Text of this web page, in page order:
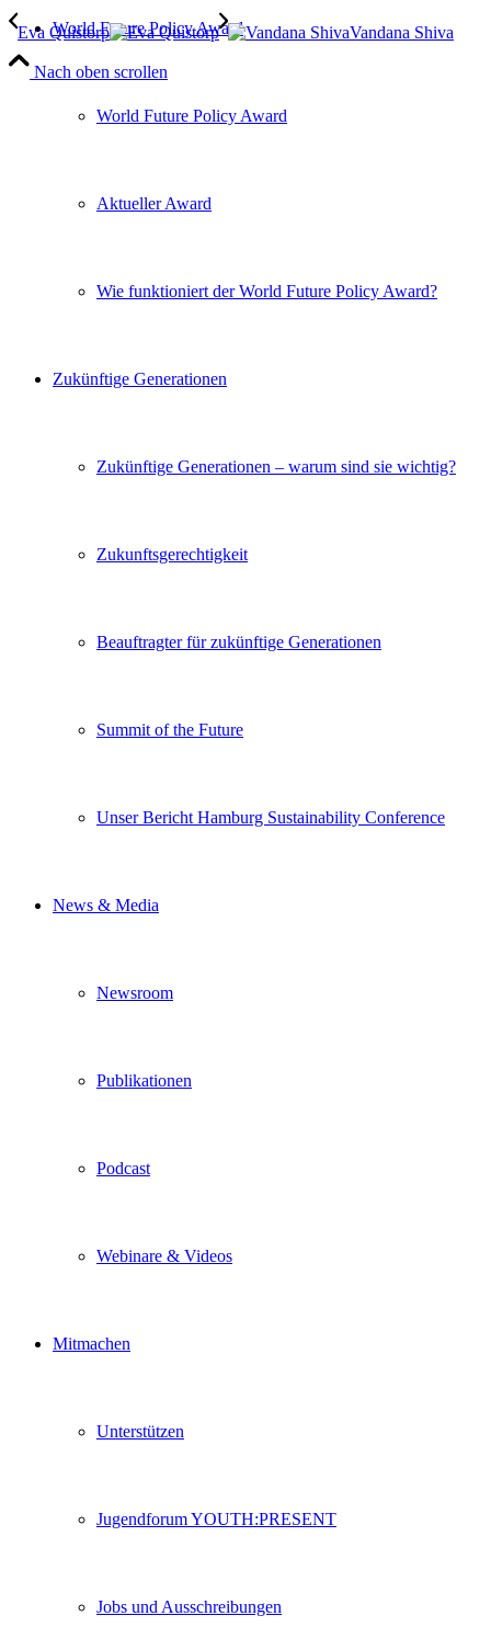
World Future Policy Award
World Future Policy Award
Aktueller Award
Wie funktioniert der World Future Policy Award?
Zukünftige Generationen
Zukünftige Generationen – warum sind sie wichtig?
Zukunftsgerechtigkeit
Beauftragter für zukünftige Generationen
Summit of the Future
Unser Bericht Hamburg Sustainability Conference
News & Media
Newsroom
Publikationen
Podcast
Webinare & Videos
Mitmachen
Unterstützen
Jugendforum YOUTH:PRESENT
Jobs und Ausschreibungen
Eva Quistorp Vandana Shiva
Nach oben scrollen